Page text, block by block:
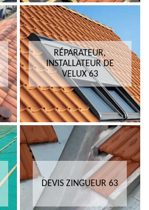
RÉPARATEUR,
INSTALLATEUR DE
VELUX 63
DEVIS ZINGUEUR 63